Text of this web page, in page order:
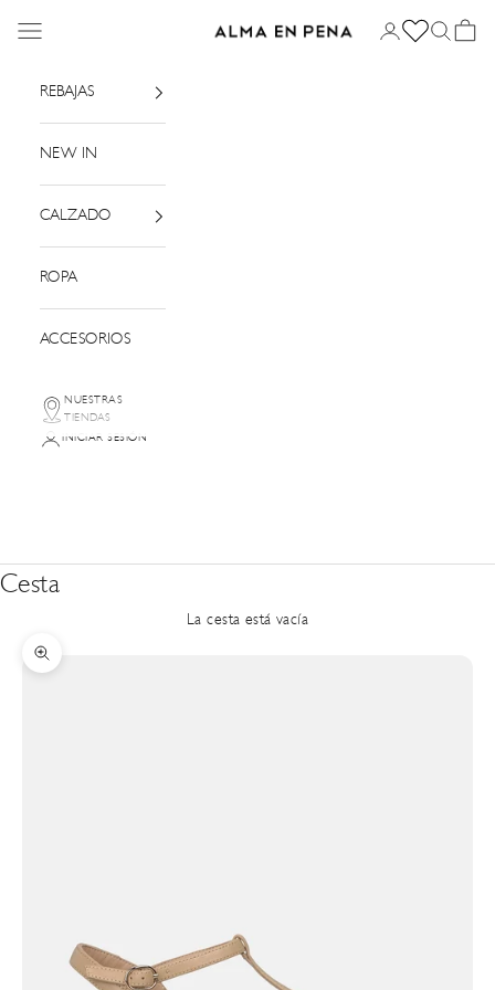
Alma en Pena
Menú Iniciar sesión
Buscar
Cesta
REBAJAS
NEW IN
CALZADO
ROPA
ACCESORIOS
NUESTRAS
TIENDAS
INICIAR SESIÓN
Cesta
La cesta está vacía
Zoom